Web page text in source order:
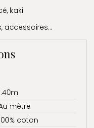
kaki
accessoires...
mètre
coton